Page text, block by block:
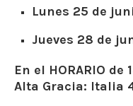
Lunes 25 de
Jueves 28 de
En el HORARIO de
Alta Gracia: Italia